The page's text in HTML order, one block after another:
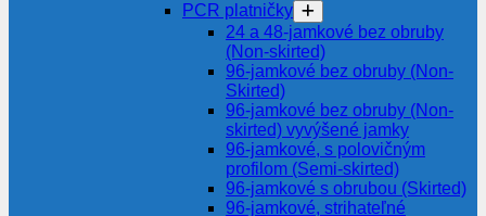
PCR platničky
24 a 48-jamkové bez obruby
(Non-skirted)
96-jamkové bez obruby (Non-
Skirted)
96-jamkové bez obruby (Non-
skirted) vyvýšené jamky
96-jamkové, s polovičným
profilom (Semi-skirted)
96-jamkové s obrubou (Skirted)
96-jamkové, strihateľné